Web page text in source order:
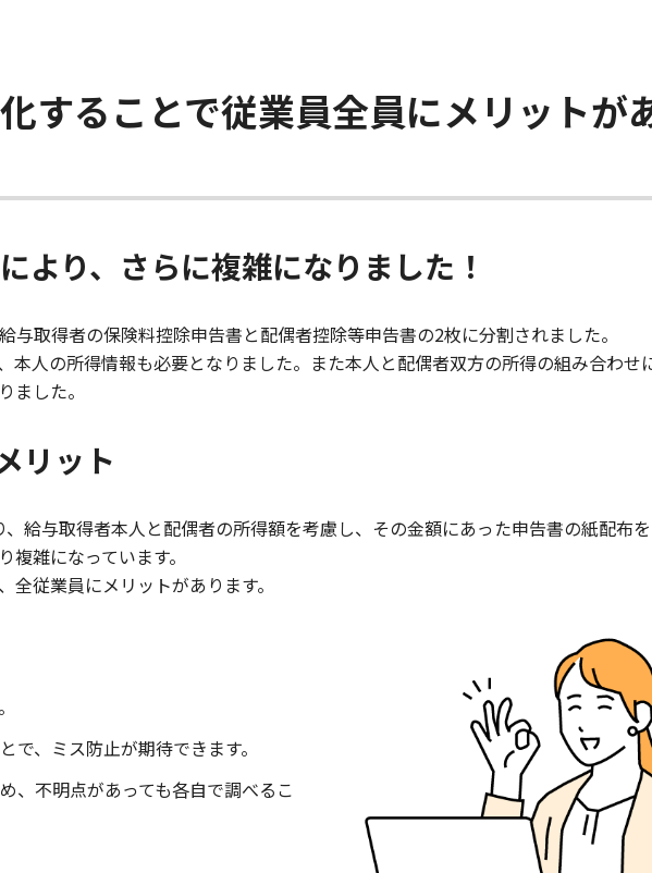
することで従業員全員にメリットが
より、さらに複雑になりました！
与取得者の保険料控除申告書と配偶者控除等申告書の2枚に分割されました。
本人の所得情報も必要となりました。また本人と配偶者双方の所得の組み合わせ
ました。
リット
給与取得者本人と配偶者の所得額を考慮し、その金額にあった申告書の紙配布
雑になっています。
従業員にメリットがあります。
で、ミス防止が期待できます。
、不明点があっても各自で調べるこ